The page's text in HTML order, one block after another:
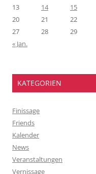
13
14 15
20
21 22
27
28
29
« Jan.
KATEGORIEN
Finissage
Friends
Kalender
News
Veranstaltungen
Vernissage